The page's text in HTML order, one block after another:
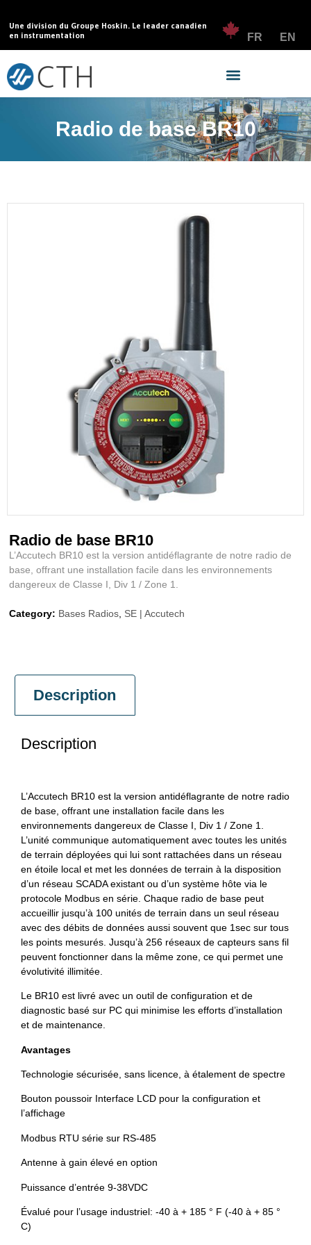
Une division du Groupe Hoskin. Le leader canadien
en instrumentation
FR EN
Radio de base BR10
Radio de base BR10
L’Accutech BR10 est la version antidéflagrante de notre radio de
base, offrant une installation facile dans les environnements
dangereux de Classe I, Div 1 / Zone 1.
Category: Bases Radios SE | Accutech
Description
Description
L’Accutech BR10 est la version antidéflagrante de notre radio
de base, offrant une installation facile dans les
environnements dangereux de Classe I, Div 1 / Zone 1.
L’unité communique automatiquement avec toutes les unités
de terrain déployées qui lui sont rattachées dans un réseau
en étoile local et met les données de terrain à la disposition
d’un réseau SCADA existant ou d’un système hôte via le
protocole Modbus en série. Chaque radio de base peut
accueillir jusqu’à 100 unités de terrain dans un seul réseau
avec des débits de données aussi souvent que 1sec sur tous
les points mesurés. Jusqu’à 256 réseaux de capteurs sans fil
peuvent fonctionner dans la même zone, ce qui permet une
évolutivité illimitée.
Le BR10 est livré avec un outil de configuration et de
diagnostic basé sur PC qui minimise les efforts d’installation
et de maintenance.
Avantages
Technologie sécurisée, sans licence, à étalement de spectre
Bouton poussoir Interface LCD pour la configuration et
l’affichage
Modbus RTU série sur RS-485
Antenne à gain élevé en option
Puissance d’entrée 9-38VDC
Évalué pour l’usage industriel: -40 à + 185 ° F (-40 à + 85 °
C)